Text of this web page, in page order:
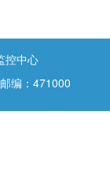
控中心
编：471000